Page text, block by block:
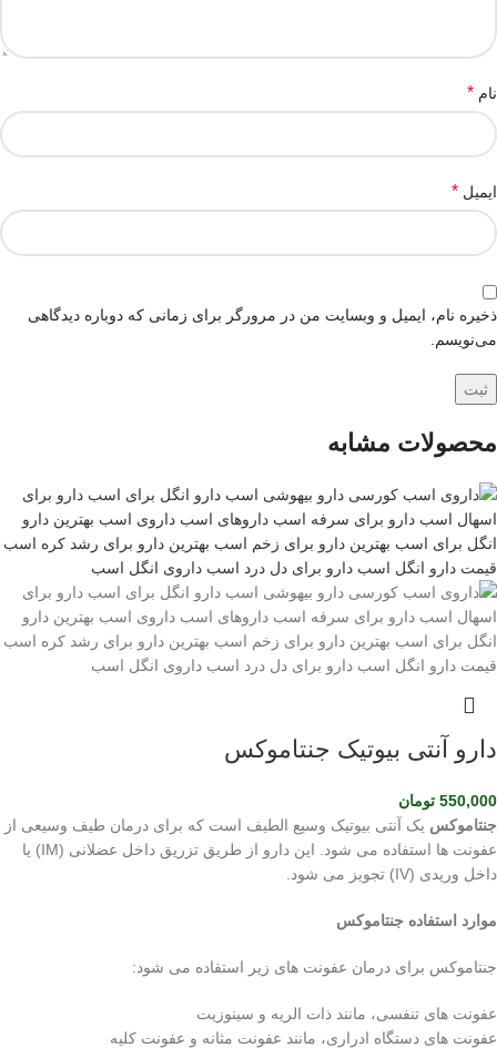
نام *
ایمیل *
ذخیره نام، ایمیل و وبسایت من در مرورگر برای زمانی که دوباره دیدگاهی
می‌نویسم.
محصولات مشابه
دارو آنتی بیوتیک جنتاموکس
550,000 تومان
جنتاموکس یک آنتی بیوتیک وسیع الطیف است که برای درمان طیف وسیعی از
عفونت ها استفاده می شود. این دارو از طریق تزریق داخل عضلانی (IM) یا
داخل وریدی (IV) تجویز می شود.
موارد استفاده جنتاموکس
جنتاموکس برای درمان عفونت های زیر استفاده می شود:
عفونت های تنفسی، مانند ذات الریه و سینوزیت
عفونت های دستگاه ادراری، مانند عفونت مثانه و عفونت کلیه